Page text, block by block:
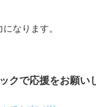
なります。
クで応援をお願い